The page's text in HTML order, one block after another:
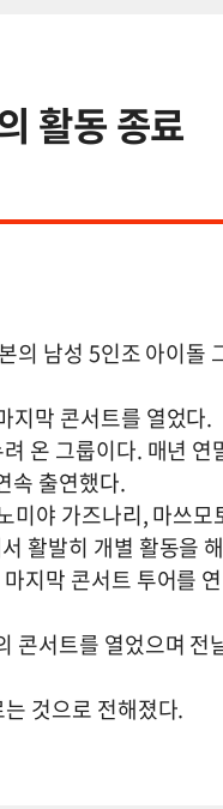
활동 종료
의 남성 5인조 아이돌
지막 콘서트를 열었다.
온 그룹이다. 매년
속 출연했다.
야 가즈나리, 마쓰
활발히 개별 활동을
지막 콘서트 투어를
콘서트를 열었으며 전
것으로 전해졌다.